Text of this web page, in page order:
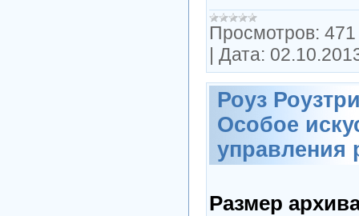
Просмотров: 471
Дата:
Роуз
Особое
управления
Размер